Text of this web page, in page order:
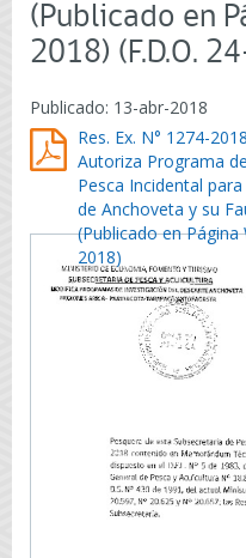
(Publicado en
2018) (F.D.O.
Publicado: 13-abr-2018
Res. Ex. N° 1274-
Autoriza Programa
Pesca Incidental
de Anchoveta y su
(Publicado en Página
2018)